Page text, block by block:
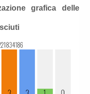
grafica delle